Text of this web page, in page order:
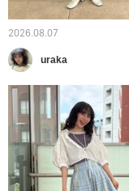
2026.08.07
uraka